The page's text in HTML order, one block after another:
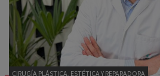
CIRUGÍA PLÁSTICA, ESTÉTICA Y REPARADORA